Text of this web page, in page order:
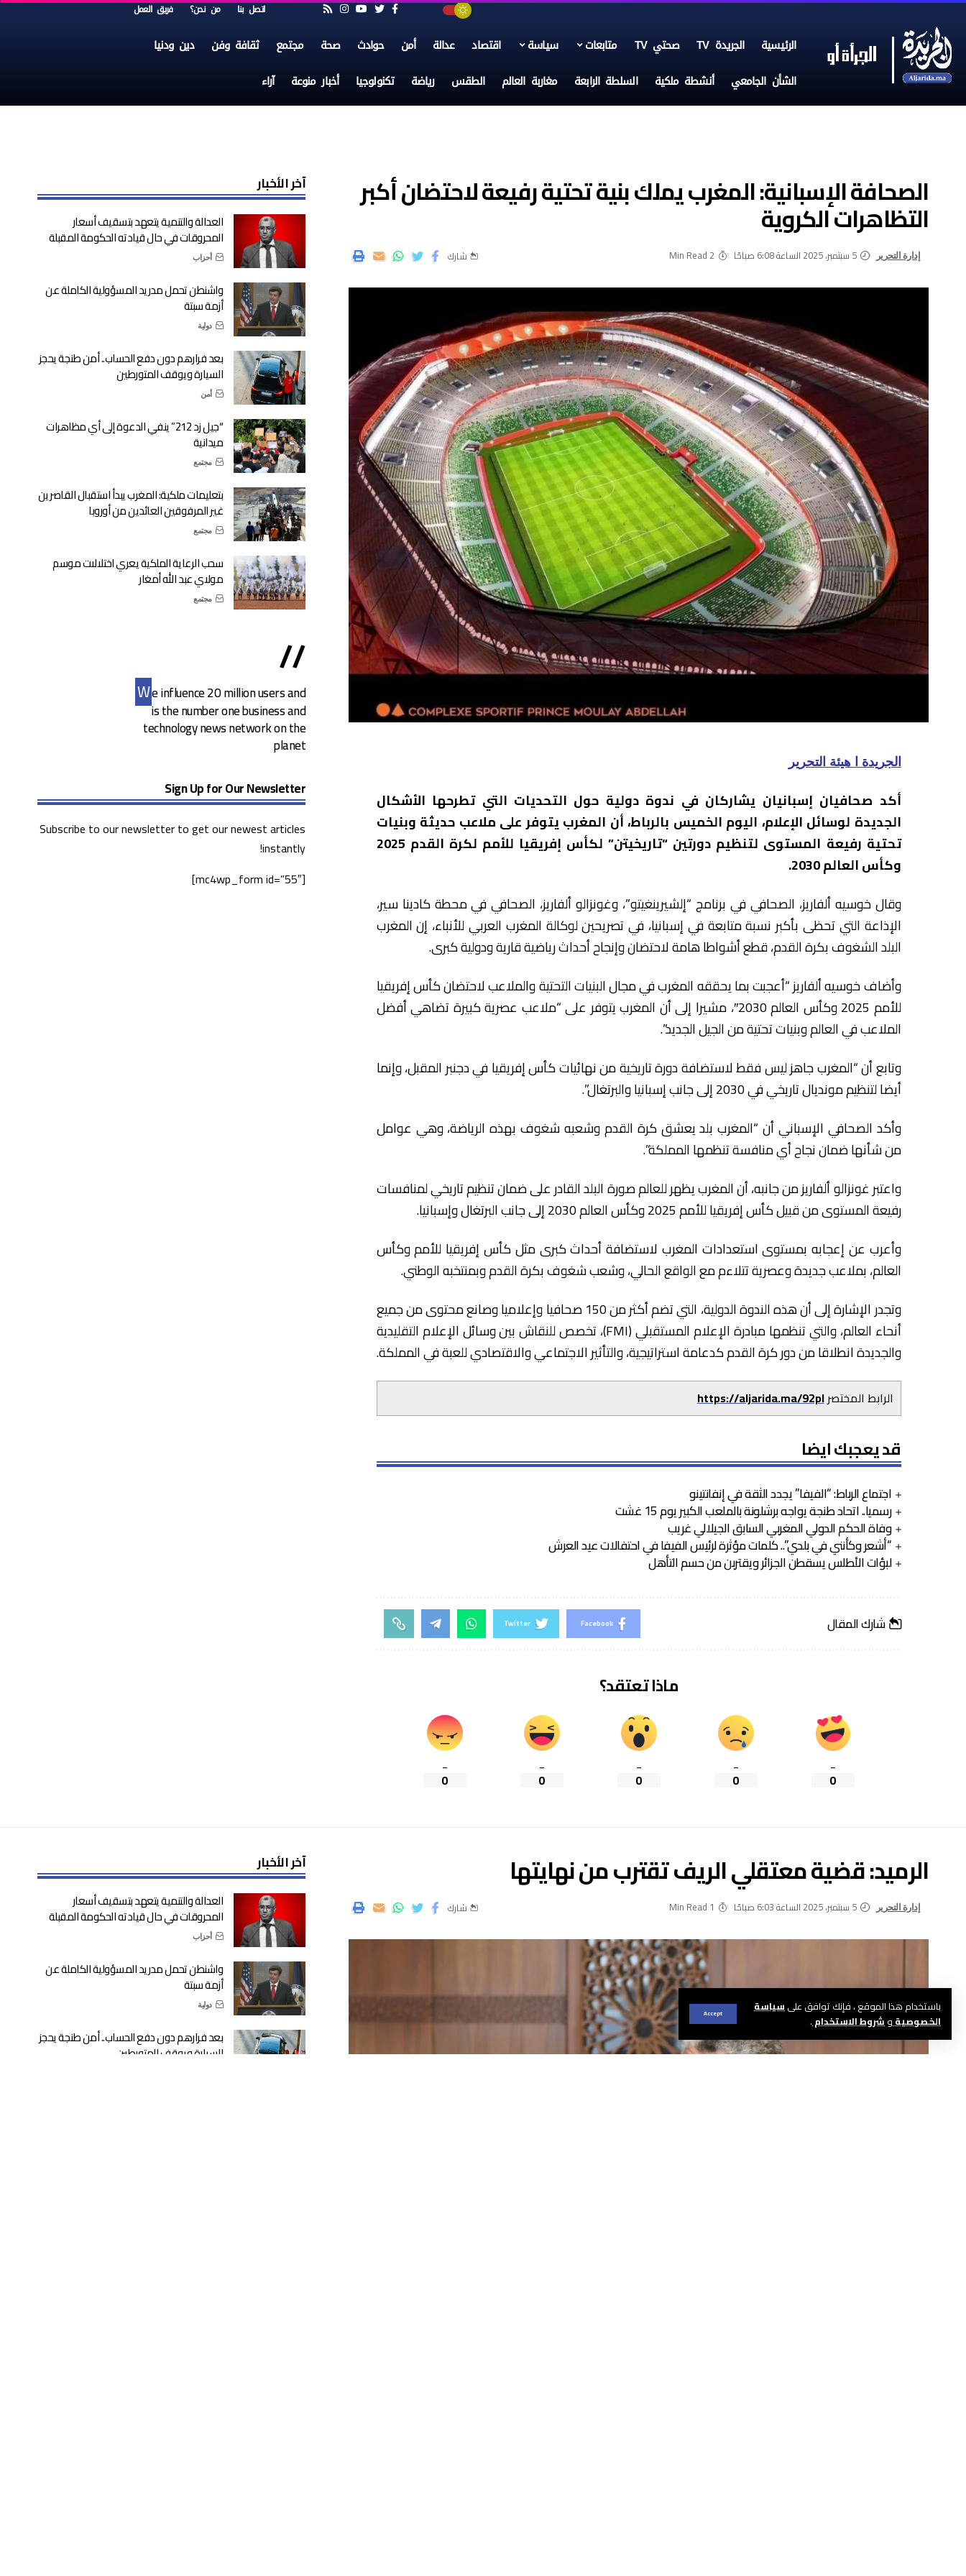
باستخدام هذا الموقع ، فإنك توافق علىسياسة
الخصوصيةوشروط الاستخدام.
Accept
اتصل بنا من نحن؟ فريق العمل
الرئيسية الجريدة TV صحتي TV متابعات سياسة اقتصاد عدالة أمن حوادث صحة مجتمع ثقافة وفن دين ودنيا
الشأن الجامعي أنشطة ملكية السلطة الرابعة مغاربة العالم الطقس رياضة تكنولوجيا أخبار منوعة آراء
الصحافة الإسبانية: المغرب يملك بنية تحتية رفيعة لاحتضان أكبر
التظاهرات الكروية
إدارة التحرير 5 سبتمبر، 2025 الساعة 6:08 صباحًا 2 Min Read شارك
الجريدة ا هيئة التحرير
أكد صحافيان إسبانيان يشاركان في ندوة دولية حول التحديات التي تطرحها الأشكال
الجديدة لوسائل الإعلام، اليوم الخميس بالرباط، أن المغرب يتوفر على ملاعب حديثة وبنيات
تحتية رفيعة المستوى لتنظيم دورتين “تاريخيتن” لكأس إفريقيا للأمم لكرة القدم 2025
وكأس العالم 2030.
وقال خوسيه ألفاريز، الصحافي في برنامج “إلشيرينغيتو”، وغونزالو ألفاريز، الصحافي في محطة كادينا سير،
الإذاعة التي تحظى بأكبر نسبة متابعة في إسبانيا، في تصريحين لوكالة المغرب العربي للأنباء، إن المغرب
البلد الشغوف بكرة القدم، قطع أشواطا هامة لاحتضان وإنجاح أحداث رياضية قارية ودولية كبرى.
وأضاف خوسيه ألفاريز “أعجبت بما يحققه المغرب في مجال البنيات التحتية والملاعب لاحتضان كأس إفريقيا
للأمم 2025 وكأس العالم 2030″، مشيرا إلى أن المغرب يتوفر على “ملاعب عصرية كبيرة تضاهي أفضل
الملاعب في العالم وبنيات تحتية من الجيل الجديد”.
وتابع أن “المغرب جاهز ليس فقط لاستضافة دورة تاريخية من نهائيات كأس إفريقيا في دجنبر المقبل، وإنما
أيضا لتنظيم مونديال تاريخي في 2030 إلى جانب إسبانيا والبرتغال”.
وأكد الصحافي الإسباني أن “المغرب بلد يعشق كرة القدم وشعبه شغوف بهذه الرياضة، وهي عوامل
من شأنها ضمان نجاح أي منافسة تنظمها المملكة”.
واعتبر غونزالو ألفاريز من جانبه، أن المغرب يظهر للعالم صورة البلد القادر على ضمان تنظيم تاريخي لمنافسات
رفيعة المستوى من قبيل كأس إفريقيا للأمم 2025 وكأس العالم 2030 إلى جانب البرتغال وإسبانيا.
وأعرب عن إعجابه بمستوى استعدادات المغرب لاستضافة أحداث كبرى مثل كأس إفريقيا للأمم وكأس
العالم، بملاعب جديدة وعصرية تتلاءم مع الواقع الحالي، وشعب شغوف بكرة القدم وبمنتخبه الوطني.
وتجدر الإشارة إلى أن هذه الندوة الدولية، التي تضم أكثر من 150 صحافيا وإعلاميا وصانع محتوى من جميع
أنحاء العالم، والتي تنظمها مبادرة الإعلام المستقبلي (FMI)، تخصص للنقاش بين وسائل الإعلام التقليدية
والجديدة انطلاقا من دور كرة القدم كدعامة استراتيجية، والتأثير الاجتماعي والاقتصادي للعبة في المملكة.
الرابط المختصرhttps://aljarida.ma/92pl
قد يعجبك ايضا
اجتماع الرباط: “الفيفا” يجدد الثقة في إنفانتينو
رسميا.. اتحاد طنجة يواجه برشلونة بالملعب الكبير يوم 15 غشت
وفاة الحكم الدولي المغربي السابق الجيلالي غريب
“أشعر وكأنني في بلدي”.. كلمات مؤثرة لرئيس الفيفا في احتفالات عيد العرش
لبؤات الأطلس يسقطن الجزائر ويقتربن من حسم التأهل
شارك المقال Facebook
Twitter
ماذا تعتقد؟
_
0
_
0
_
0
_
0
_
0
آخر الأخبار
العدالة والتنمية يتعهد بتسقيف أسعار
المحروقات في حال قيادته الحكومة المقبلة
أحزاب
واشنطن تحمل مدريد المسؤولية الكاملة عن
أزمة سبتة
دولية
بعد فرارهم دون دفع الحساب.. أمن طنجة يحجز
السيارة ويوقف المتورطين
أمن
“جيل زد 212” ينفي الدعوة إلى أي مظاهرات
ميدانية
مجتمع
بتعليمات ملكية: المغرب يبدأ استقبال القاصرين
غير المرفوقين العائدين من أوروبا
مجتمع
سحب الرعاية الملكية يعري اختلالات موسم
مولاي عبد الله أمغار
مجتمع
//
We influence 20 million users and
is the number one business and
technology news network on the
planet
Sign Up for Our Newsletter
Subscribe to our newsletter to get our newest articles
instantly!
[mc4wp_form id=”55″]
الرميد: قضية معتقلي الريف تقترب من نهايتها
إدارة التحرير 5 سبتمبر، 2025 الساعة 6:03 صباحًا 1 Min Read شارك
آخر الأخبار
العدالة والتنمية يتعهد بتسقيف أسعار
المحروقات في حال قيادته الحكومة المقبلة
أحزاب
واشنطن تحمل مدريد المسؤولية الكاملة عن
أزمة سبتة
دولية
بعد فرارهم دون دفع الحساب.. أمن طنجة يحجز
السيارة ويوقف المتورطين